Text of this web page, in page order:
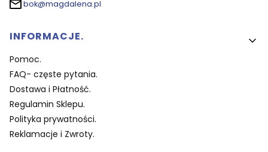
bok@magdalena.pl
Linki w stopce
INFORMACJE.
Pomoc.
FAQ- częste pytania.
Dostawa i Płatność.
Regulamin Sklepu.
Polityka prywatności.
Reklamacje i Zwroty.